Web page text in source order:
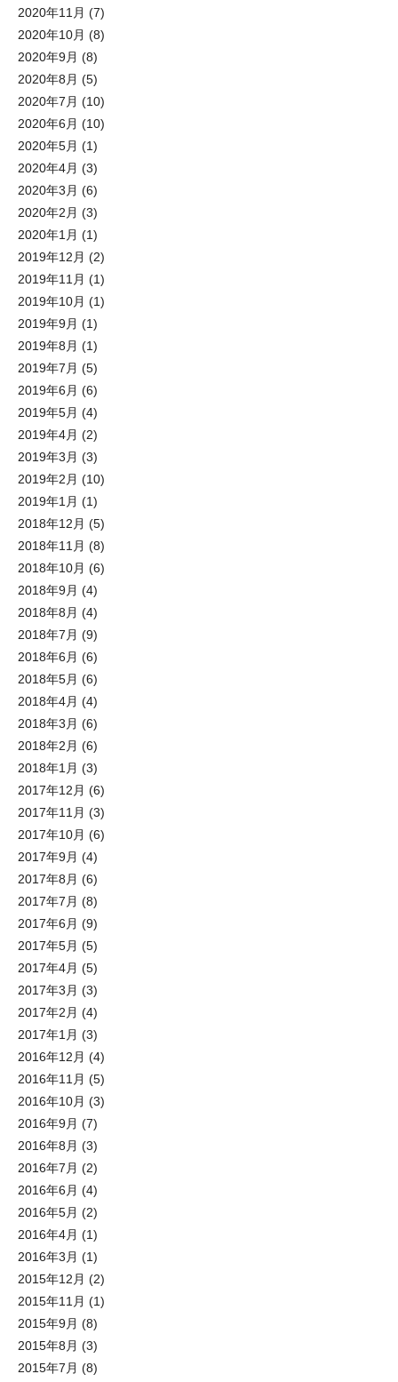
2020年11月 (7)
2020年10月 (8)
2020年9月 (8)
2020年8月 (5)
2020年7月 (10)
2020年6月 (10)
2020年5月 (1)
2020年4月 (3)
2020年3月 (6)
2020年2月 (3)
2020年1月 (1)
2019年12月 (2)
2019年11月 (1)
2019年10月 (1)
2019年9月 (1)
2019年8月 (1)
2019年7月 (5)
2019年6月 (6)
2019年5月 (4)
2019年4月 (2)
2019年3月 (3)
2019年2月 (10)
2019年1月 (1)
2018年12月 (5)
2018年11月 (8)
2018年10月 (6)
2018年9月 (4)
2018年8月 (4)
2018年7月 (9)
2018年6月 (6)
2018年5月 (6)
2018年4月 (4)
2018年3月 (6)
2018年2月 (6)
2018年1月 (3)
2017年12月 (6)
2017年11月 (3)
2017年10月 (6)
2017年9月 (4)
2017年8月 (6)
2017年7月 (8)
2017年6月 (9)
2017年5月 (5)
2017年4月 (5)
2017年3月 (3)
2017年2月 (4)
2017年1月 (3)
2016年12月 (4)
2016年11月 (5)
2016年10月 (3)
2016年9月 (7)
2016年8月 (3)
2016年7月 (2)
2016年6月 (4)
2016年5月 (2)
2016年4月 (1)
2016年3月 (1)
2015年12月 (2)
2015年11月 (1)
2015年9月 (8)
2015年8月 (3)
2015年7月 (8)